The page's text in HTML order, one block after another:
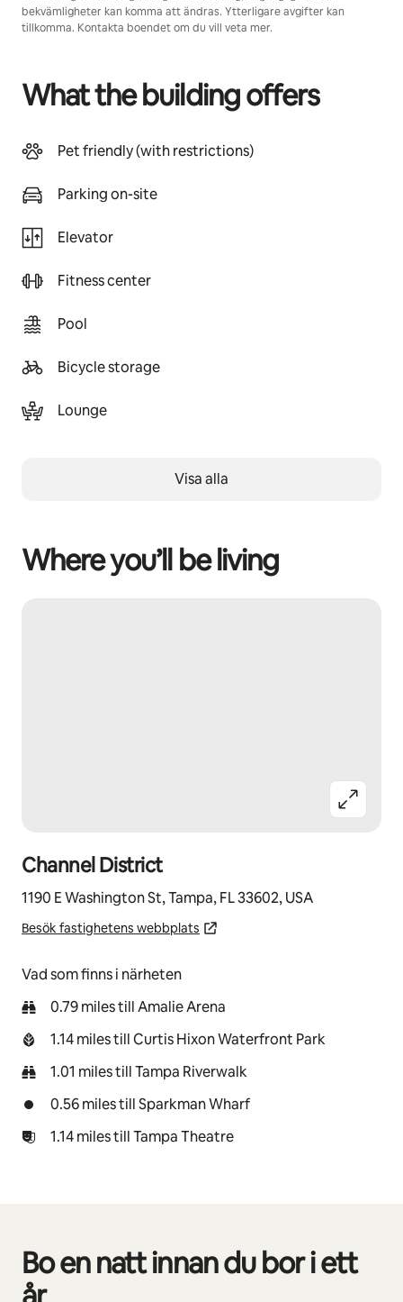
bekvämligheter kan komma att ändras. Ytterligare avgifter kan
tillkomma. Kontakta boendet om du vill veta mer.
What the building offers
Pet friendly (with restrictions)
Parking on-site
Elevator
Fitness center
Pool
Bicycle storage
Lounge
Visa alla
Where you’ll be living
Channel District
1190 E Washington St, Tampa, FL 33602, USA
Besök fastighetens webbplats
Vad som finns i närheten
0.79 miles till Amalie Arena
1.14 miles till Curtis Hixon Waterfront Park
1.01 miles till Tampa Riverwalk
0.56 miles till Sparkman Wharf
1.14 miles till Tampa Theatre
Bo en natt innan du bor i ett
0 av 0 objekt visas